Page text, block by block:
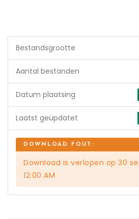
Bestandsgrootte
Aantal bestanden
Datum plaatsing
Laatst geüpdatet
Download is verlopen op 30
12:00 AM